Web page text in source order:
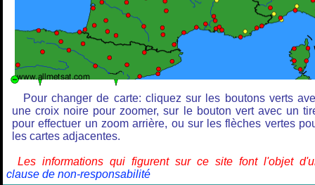
Pour changer de carte: cliquez sur les boutons verts
une croix noire pour zoomer, sur le bouton vert avec un
pour effectuer un zoom arrière, ou sur les flèches vertes
les cartes adjacentes.
Les informations qui figurent sur ce site font l'objet
clause de non-responsabilité